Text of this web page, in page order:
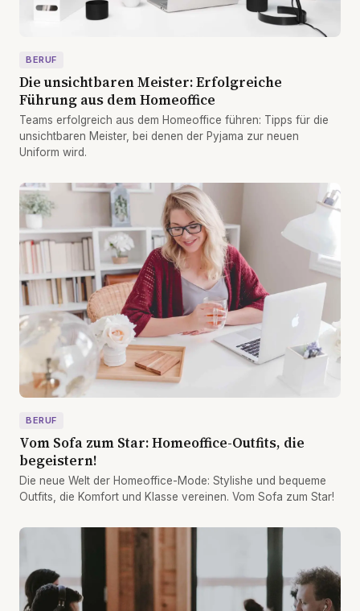
BERUF
Die unsichtbaren Meister: Erfolgreiche
Führung aus dem Homeoffice
Teams erfolgreich aus dem Homeoffice führen: Tipps für die
unsichtbaren Meister, bei denen der Pyjama zur neuen
Uniform wird.
BERUF
Vom Sofa zum Star: Homeoffice-Outfits, die
begeistern!
Die neue Welt der Homeoffice-Mode: Stylishe und bequeme
Outfits, die Komfort und Klasse vereinen. Vom Sofa zum Star!